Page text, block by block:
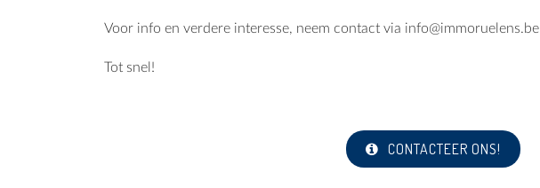
Voor info en verdere interesse, neem contact via info@immoruelens.be
Tot snel!
CONTACTEER ONS!